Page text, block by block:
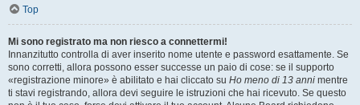
Top
Mi sono registrato ma non riesco a connettermi!
Innanzitutto controlla di aver inserito nome utente e password esattamente. Se
sono corretti, allora possono esser successe un paio di cose: se il supporto
«registrazione minore» è abilitato e hai cliccato su Ho meno di 13 anni mentre
ti stavi registrando, allora devi seguire le istruzioni che hai ricevuto. Se questo